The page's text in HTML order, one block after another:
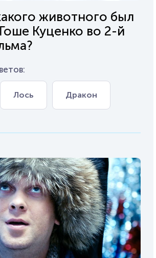
животного был
Куценко во 2-й
Лось Дракон